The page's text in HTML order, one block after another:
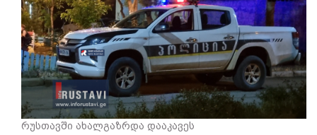
რუსთავში ახალგაზრდა დააკავეს